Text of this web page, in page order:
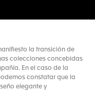
la transición de
colecciones concebidas
En el caso de la
constatar que la
elegante y